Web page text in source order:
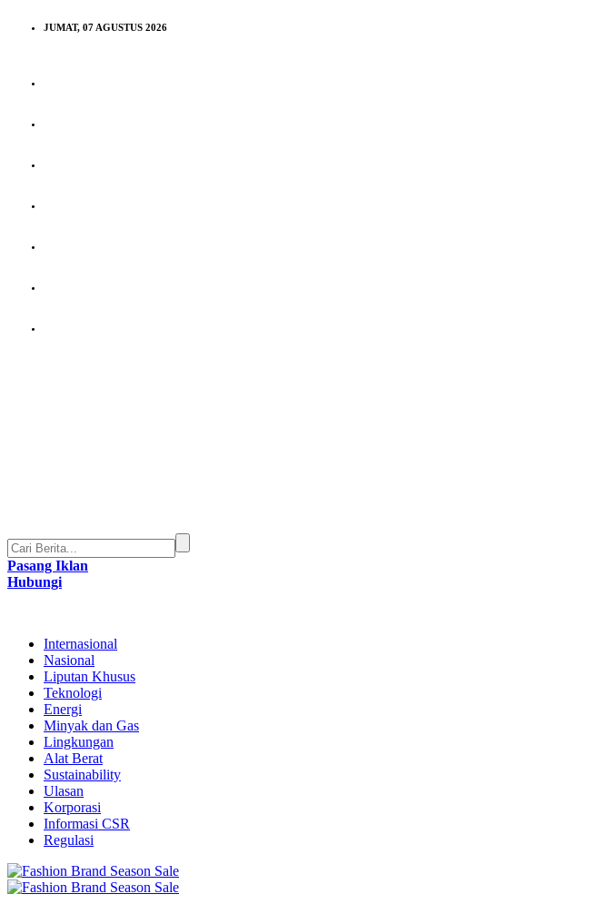
JUMAT, 07 AGUSTUS 2026
Pasang Iklan
Hubungi
Internasional
Nasional
Liputan Khusus
Teknologi
Energi
Minyak dan Gas
Lingkungan
Alat Berat
Sustainability
Ulasan
Korporasi
Informasi CSR
Regulasi